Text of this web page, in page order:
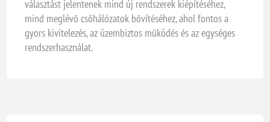
választást jelentenek mind új rendszerek kiépítéséhez,
mind meglévő csőhálózatok bővítéséhez, ahol fontos a
gyors kivitelezés, az üzembiztos működés és az egységes
rendszerhasználat.